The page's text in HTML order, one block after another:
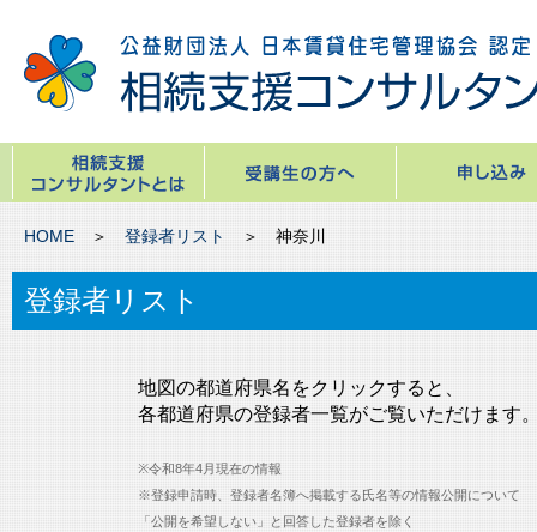
HOME ＞ 登録者リスト ＞ 神奈川
登録者リスト
地図の都道府県名をクリックすると、
各都道府県の登録者一覧がご覧いただけます
※令和8年4月現在の情報
※登録申請時、登録者名簿へ掲載する氏名等の情報公開について
「公開を希望しない」と回答した登録者を除く